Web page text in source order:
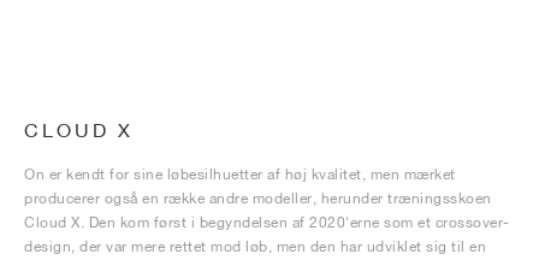
CLOUD X
On er kendt for sine løbesilhuetter af høj kvalitet, men mærket
producerer også en række andre modeller, herunder træningsskoen
Cloud X. Den kom først i begyndelsen af 2020'erne som et crossover-
design, der var mere rettet mod løb, men den har udviklet sig til en